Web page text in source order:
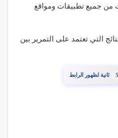
من جميع تطبيقات ومواقع
التي تعتمد على التمرير بين
4 ثانية لظهور الرابط